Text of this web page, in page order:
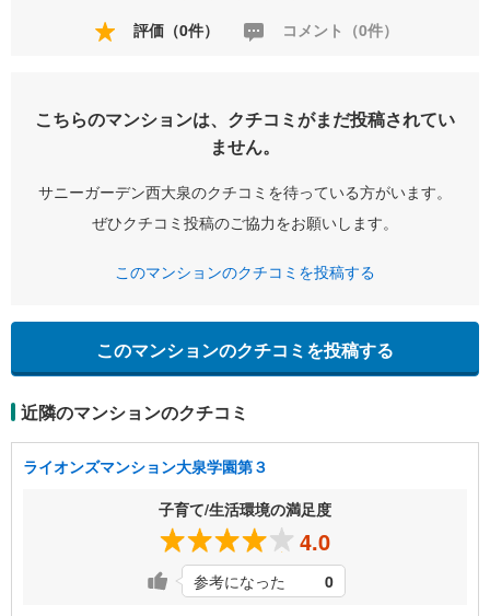
評価（0件） コメント（0件）
こちらのマンションは、クチコミがまだ投稿されてい
ません。
サニーガーデン西大泉のクチコミを待っている方がいます。
ぜひクチコミ投稿のご協力をお願いします。
このマンションのクチコミを投稿する
このマンションのクチコミを投稿する
近隣のマンションのクチコミ
ライオンズマンション大泉学園第３
子育て/生活環境の満足度
4.0
参考になった 0